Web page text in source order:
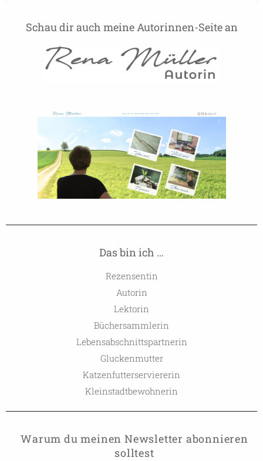
Schau dir auch meine Autorinnen-Seite an
Das bin ich …
Rezensentin
Autorin
Lektorin
Büchersammlerin
Lebensabschnittspartnerin
Gluckenmutter
Katzenfutterserviererin
Kleinstadtbewohnerin
Warum du meinen Newsletter abonnieren
solltest